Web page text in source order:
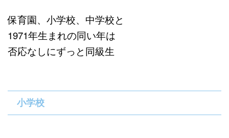
保育園、小学校、中学校と
1971年生まれの同い年は
否応なしにずっと同級生
小学校